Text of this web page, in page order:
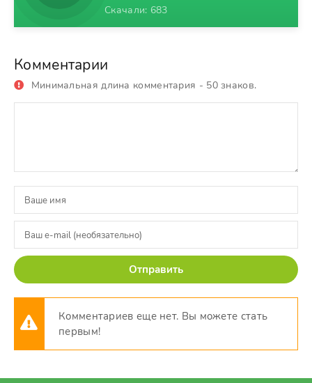
Скачали: 683
Комментарии
Минимальная длина комментария - 50 знаков.
Отправить
Комментариев еще нет. Вы можете стать
первым!